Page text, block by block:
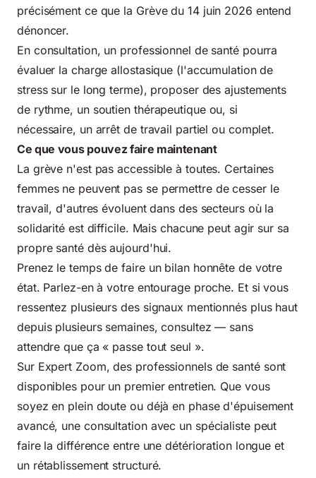
précisément ce que la Grève du 14 juin 2026 entend
dénoncer.
En consultation, un professionnel de santé pourra
évaluer la charge allostasique (l'accumulation de
stress sur le long terme), proposer des ajustements
de rythme, un soutien thérapeutique ou, si
nécessaire, un arrêt de travail partiel ou complet.
Ce que vous pouvez faire maintenant
La grève n'est pas accessible à toutes. Certaines
femmes ne peuvent pas se permettre de cesser le
travail, d'autres évoluent dans des secteurs où la
solidarité est difficile. Mais chacune peut agir sur sa
propre santé dès aujourd'hui.
Prenez le temps de faire un bilan honnête de votre
état. Parlez-en à votre entourage proche. Et si vous
ressentez plusieurs des signaux mentionnés plus haut
depuis plusieurs semaines, consultez — sans
attendre que ça « passe tout seul ».
Sur Expert Zoom, des professionnels de santé sont
disponibles pour un premier entretien. Que vous
soyez en plein doute ou déjà en phase d'épuisement
avancé, une consultation avec un spécialiste peut
faire la différence entre une détérioration longue et
un rétablissement structuré.